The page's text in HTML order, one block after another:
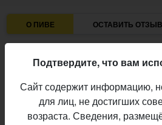
О ПИВЕ ОСТАВИТЬ ОТЗЫВ
Пивоварня:
Алкоголь:
6,8%
Начало
выпуска:
24.11.2021
Подтвердите, что вам
Сайт содержит информацию,
для лиц, не достигших
возраста. Сведения,